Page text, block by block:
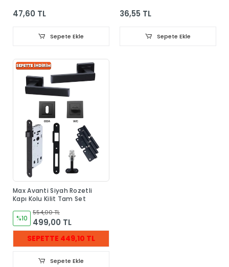
47,60 TL
Sepete Ekle
36,55 TL
Sepete Ekle
Max Avanti Siyah Rozetli
Kapı Kolu Kilit Tam Set
%10
554,00 TL
499,00 TL
SEPETTE 449,10 TL
Sepete Ekle